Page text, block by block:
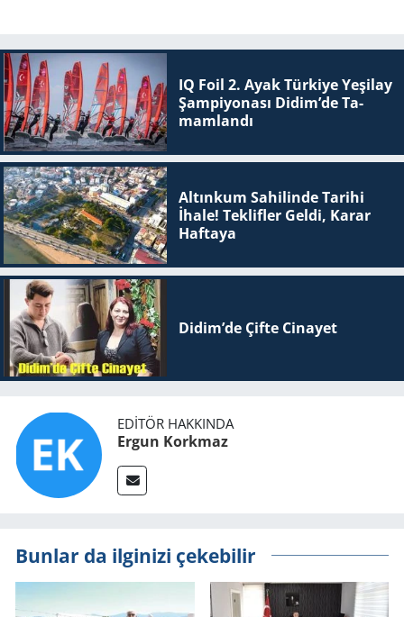
IQ Foil 2. Ayak Tür­ki­ye Ye­şi­lay
Şam­pi­yo­na­sı Didim’de Ta­
mam­lan­dı
Altınkum Sahilinde Tarihi
İhale! Teklifler Geldi, Karar
Haftaya
Didim’de Çifte Ci­na­yet
EDITÖR HAKKINDA
Ergun Korkmaz
Bunlar da ilginizi çekebilir